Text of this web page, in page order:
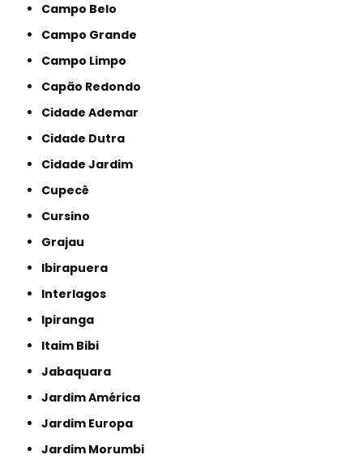
Campo Belo
Campo Grande
Campo Limpo
Capão Redondo
Cidade Ademar
Cidade Dutra
Cidade Jardim
Cupecê
Cursino
Grajau
Ibirapuera
Interlagos
Ipiranga
Itaim Bibi
Jabaquara
Jardim América
Jardim Europa
Jardim Morumbi